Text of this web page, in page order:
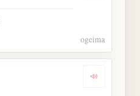
ogeima
Dengarkan